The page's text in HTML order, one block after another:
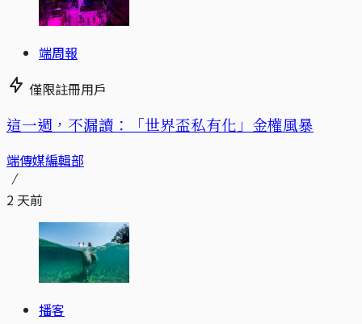
端周報
僅限註冊用戶
這一週，不漏讀：「世界盃私有化」金權風暴
端傳媒編輯部
2 天前
播客